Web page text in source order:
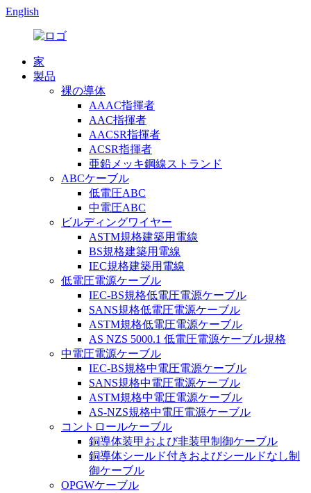
English
家
製品
裸の導体
AAAC指揮者
AAC指揮者
AACSR指揮者
ACSR指揮者
亜鉛メッキ鋼線ストランド
ABCケーブル
低電圧ABC
中電圧ABC
ビルディングワイヤー
ASTM規格建築用電線
BS規格建築用電線
IEC規格建築用電線
低電圧電源ケーブル
IEC-BS規格低電圧電源ケーブル
SANS規格低電圧電源ケーブル
ASTM規格低電圧電源ケーブル
AS NZS 5000.1 低電圧電源ケーブル規格
中電圧電源ケーブル
IEC-BS規格中電圧電源ケーブル
SANS規格中電圧電源ケーブル
ASTM規格中電圧電源ケーブル
AS-NZS規格中電圧電源ケーブル
コントロールケーブル
銅導体装甲および非装甲制御ケーブル
銅導体シールド付きおよびシールドなし制
御ケーブル
OPGWケーブル